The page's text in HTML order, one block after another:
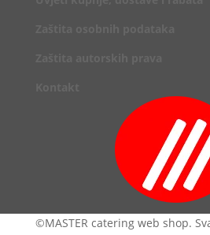
©MASTER catering web shop.